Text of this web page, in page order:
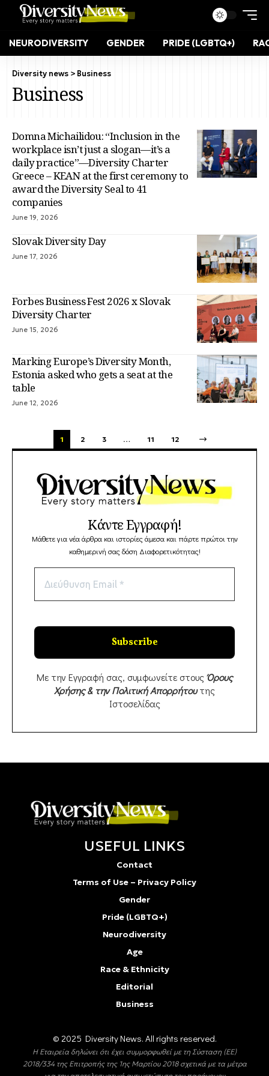
NEURODIVERSITY GENDER PRIDE (LGBTQ+)
Diversity news > Business
Business
Domna Michailidou: “Inclusion in the
workplace isn’t just a slogan—it’s a
daily practice”—Diversity Charter
Greece – KEAN at the first ceremony to
award the Diversity Seal to 41
companies
June 19, 2026
Slovak Diversity Day
June 17, 2026
Forbes Business Fest 2026 x Slovak
Diversity Charter
June 15, 2026
Marking Europe’s Diversity Month,
Estonia asked who gets a seat at the
table
June 12, 2026
1 2 3 … 11 12
Κάντε Εγγραφή!
Μάθετε για νέα άρθρα και ιστορίες άμεσα και πάρτε πρώτοι την
καθημερινή σας δόση Διαφορετικότητας!
Με την Εγγραφή σας, συμφωνείτε στουςΌρους
Χρήσης & την Πολιτική Απορρήτουτης
Ιστοσελίδας
USEFUL LINKS
Contact
Terms of Use – Privacy Policy
Gender
Pride (LGBTQ+)
Neurodiversity
Age
Race & Ethnicity
Editorial
Business
© 2025 Diversity Νews. All rights reserved.
Η Εταιρεία δηλώνει ότι έχει συμμορφωθεί με τη Σύσταση (ΕΕ)
2018/334 της Επιτροπής της 1ης Μαρτίου 2018 σχετικά με τα μέτρα